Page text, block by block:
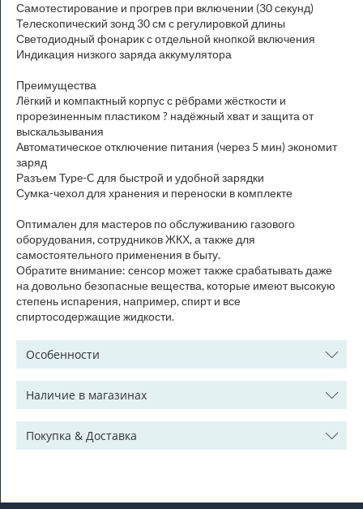
Самотестирование и прогрев при включении (30 секунд)
Телескопический зонд 30 см с регулировкой длины
Светодиодный фонарик с отдельной кнопкой включения
Индикация низкого заряда аккумулятора
Преимущества
Лёгкий и компактный корпус с рёбрами жёсткости и
прорезиненным пластиком ? надёжный хват и защита от
выскальзывания
Автоматическое отключение питания (через 5 мин) экономит
заряд
Разъем Type-C для быстрой и удобной зарядки
Сумка-чехол для хранения и переноски в комплекте
Оптимален для мастеров по обслуживанию газового
оборудования, сотрудников ЖКХ, а также для
самостоятельного применения в быту.
Обратите внимание: сенсор может также срабатывать даже
на довольно безопасные вещества, которые имеют высокую
степень испарения, например, спирт и все
спиртосодержащие жидкости.
Особенности
Наличие в магазинах
Покупка & Доставка